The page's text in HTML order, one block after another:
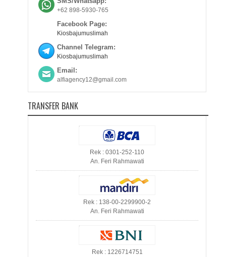
+62 898-5930-765
Facebook Page:
Kiosbajumuslimah
Channel Telegram:
Kiosbajumuslimah
Email:
alfiagency12@gmail.com
TRANSFER BANK
Rek : 0301-252-110
An. Feri Rahmawati
Rek : 138-00-2299900-2
An. Feri Rahmawati
Rek : 1226714751